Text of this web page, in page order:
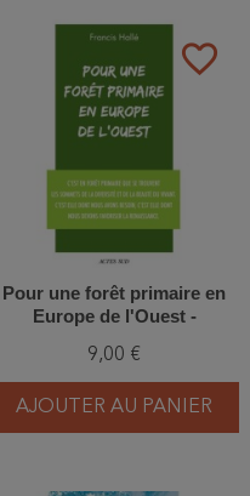
favorite_border
Pour une forêt primaire en
Europe de l'Ouest -
9,00 €
AJOUTER AU PANIER